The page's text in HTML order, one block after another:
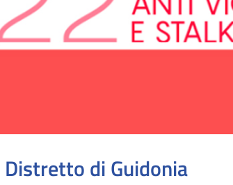
di Guidonia